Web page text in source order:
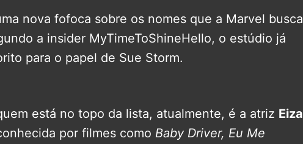
nova fofoca sobre os nomes que a Marvel busca
a insider MyTimeToShineHello, o estúdio já
para o papel de Sue Storm.
está no topo da lista, atualmente, é a atriz Eiza
por filmes como Baby Driver, Eu Me